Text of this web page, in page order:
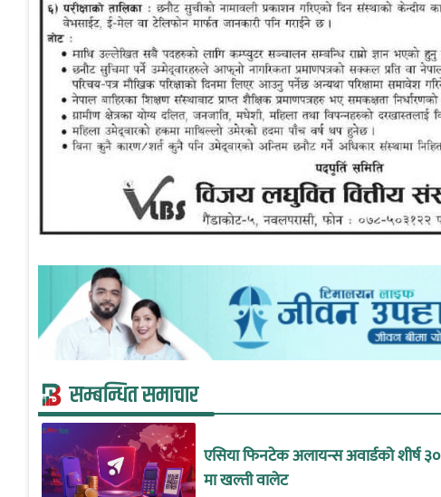
सम्बन्धित समाचार
एसिया फिनटेक अलायन्स अवार्डको शीर्ष ३०
मा खल्ती वालेट